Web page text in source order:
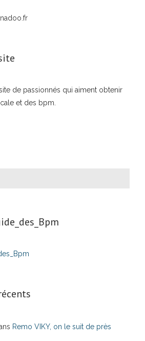
site de passionnés qui aiment obtenir
et des bpm.
Remo VIKY, on le suit de près